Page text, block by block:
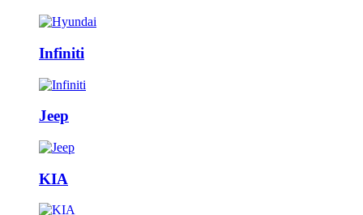
Infiniti
Jeep
KIA